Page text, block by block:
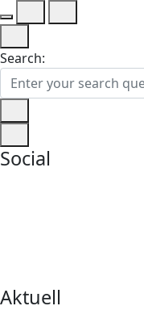
Search:
Social
Aktuell